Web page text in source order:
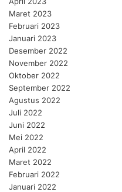
Maret 2023
Februari 2023
Januari 2023
Desember 2022
November 2022
Oktober 2022
September 2022
Agustus 2022
Juli 2022
Juni 2022
Mei 2022
April 2022
Maret 2022
Februari 2022
Januari 2022